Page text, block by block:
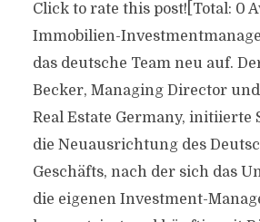
Click to rate this post![Total: 0
Immobilien-
das deutsche Team neu auf.
Becker, Managing Director
Real Estate Germany,
die Neuausrichtung des
Geschäfts, nach der sich das
die eigenen Investment-